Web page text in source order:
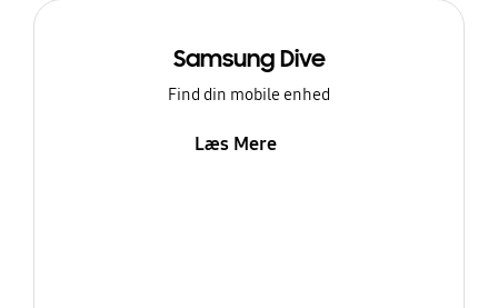
Samsung Dive
Find din mobile enhed
Læs Mere